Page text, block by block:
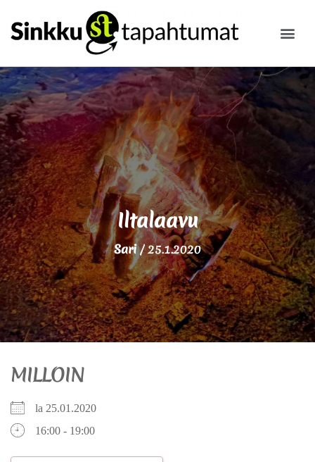
Iltalaavu
Sari/25.1.2020
MILLOIN
la 25.01.2020
16:00 - 19:00